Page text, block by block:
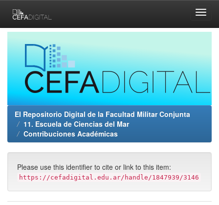
navigation
El Repositorio Digital de la Facultad Militar Conjunta
11. Escuela de Ciencias del Mar
Contribuciones Académicas
Please use this identifier to cite or link to this item:
https://cefadigital.edu.ar/handle/1847939/3146